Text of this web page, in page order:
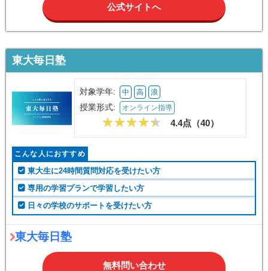
公式サイトへ
東大毎日塾
対象学年: 中 高 浪
授業形式: オンライン指導
4.4点（40）
こんな人におすすめ
東大生に24時間質問対応を受けたい方
専用の学習プランで学習したい方
日々の学校のサポートを受けたい方
東大毎日塾
無料問い合わせ